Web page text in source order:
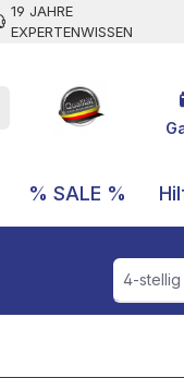
19 JAHRE
EXPERTENWISSEN
% SALE %
4-stellig